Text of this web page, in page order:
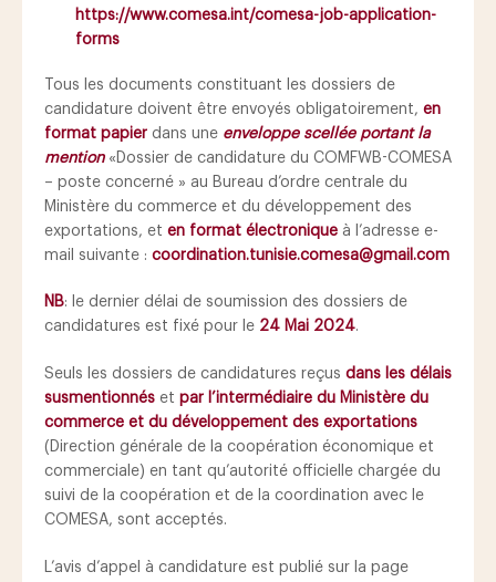
https://www.comesa.int/comesa-job-application-
forms
Tous les documents constituant les dossiers de
candidature doivent être envoyés obligatoirement, en
format papier dans une enveloppe scellée portant la
mention«Dossier de candidature du COMFWB-COMESA
– poste concerné » au Bureau d’ordre centrale du
Ministère du commerce et du développement des
exportations, et en format électronique à l’adresse e-
mail suivante : coordination.tunisie.comesa@gmail.com
NB: le dernier délai de soumission des dossiers de
candidatures est fixé pour le 24 Mai 2024.
Seuls les dossiers de candidatures reçus dans les délais
susmentionnés et par l’intermédiaire du Ministère du
commerce et du développement des exportations
(Direction générale de la coopération économique et
commerciale) en tant qu’autorité officielle chargée du
suivi de la coopération et de la coordination avec le
COMESA, sont acceptés.
L’avis d’appel à candidature est publié sur la page